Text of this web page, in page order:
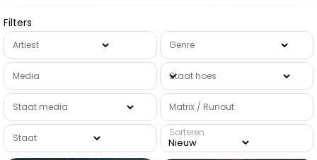
Filters
Artiest Genre
Media Staat hoes
Staat media Matrix / Runout
Staat Sorteren